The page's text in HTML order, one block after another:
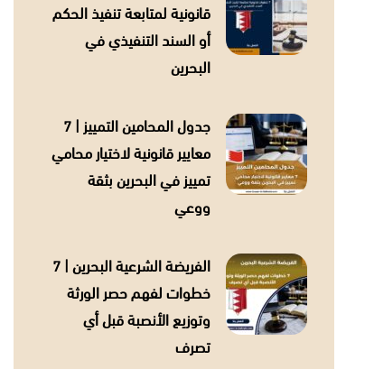
قانونية لمتابعة تنفيذ الحكم
أو السند التنفيذي في
البحرين
جدول المحامين التمييز | 7
معايير قانونية لاختيار محامي
تمييز في البحرين بثقة
ووعي
الفريضة الشرعية البحرين | 7
خطوات لفهم حصر الورثة
وتوزيع الأنصبة قبل أي
تصرف